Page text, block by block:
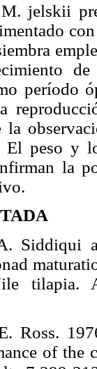
jelskii
período
El peso y
la
Siddiqui
tilapia.
Ross.
of the